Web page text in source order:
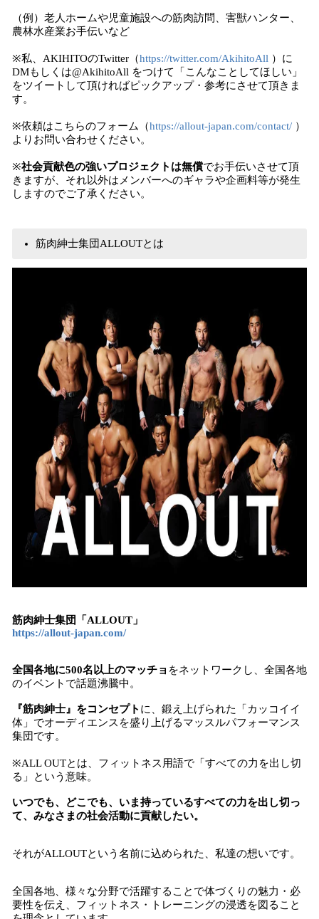
（例）老人ホームや児童施設への筋肉訪問、害獣ハンター、
農林水産業お手伝いなど
※私、AKIHITOのTwitter（https://twitter.com/AkihitoAll ）に
DMもしくは@AkihitoAll をつけて「こんなことしてほしい」
をツイートして頂ければピックアップ・参考にさせて頂きま
す。
※依頼はこちらのフォーム（https://allout-japan.com/contact/ ）
よりお問い合わせください。
※社会貢献色の強いプロジェクトは無償でお手伝いさせて頂
きますが、それ以外はメンバーへのギャラや企画料等が発生
しますのでご了承ください。
筋肉紳士集団ALLOUTとは
筋肉紳士集団「ALLOUT」
https://allout-japan.com/
全国各地に500名以上のマッチョ をネットワークし、全国各地
のイベントで話題沸騰中。
『筋肉紳士』をコンセプト に、鍛え上げられた「カッコイイ
体」でオーディエンスを盛り上げるマッスルパフォーマンス
集団です。
※ALL OUTとは、フィットネス用語で「すべての力を出し切
る」という意味。
いつでも、どこでも、いま持っているすべての力を出し切っ
て、みなさまの社会活動に貢献したい。
それがALLOUTという名前に込められた、私達の想いです。
全国各地、様々な分野で活躍することで体づくりの魅力・必
要性を伝え、フィットネス・トレーニングの浸透を図ること